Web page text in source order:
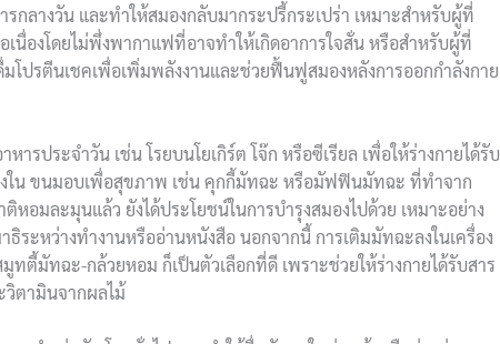
รกลางวัน และทำให้สมองกลับมากระปรี้กระเปร่า เหมาะสำหรับผู้ที่
นื่องโดยไม่พึ่งพากาแฟที่อาจทำให้เกิดอาการใจสั่น หรือสำหรับผู้ที่
มโปรตีนเชคเพื่อเพิ่มพลังงานและช่วยฟื้นฟูสมองหลังการออกกำลังกาย
ารประจำวัน เช่น โรยบนโยเกิร์ต โจ๊ก หรือซีเรียล เพื่อให้ร่างกายได้รับ
ใน ขนมอบเพื่อสุขภาพ เช่น คุกกี้มัทฉะ หรือมัฟฟินมัทฉะ ที่ทำจาก
หอมละมุนแล้ว ยังได้ประโยชน์ในการบำรุงสมองไปด้วย เหมาะอย่าง
ระหว่างทำงานหรืออ่านหนังสือ นอกจากนี้ การเติมมัทฉะลงในเครื่อง
ตี้มัทฉะ-กล้วยหอม ก็เป็นตัวเลือกที่ดี เพราะช่วยให้ร่างกายได้รับสาร
ตามินจากผลไม้